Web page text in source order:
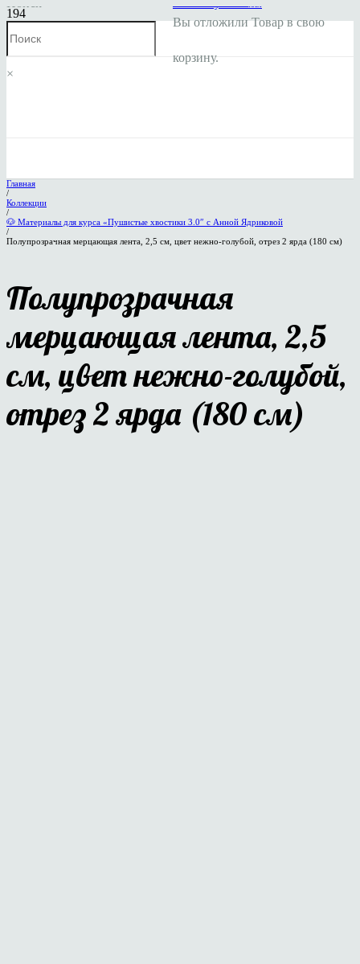
×
Мой аккаунтЗаказы
Вы отложилиТоварв свою
корзину.
Главная
/
Коллекции
/
🐶 Материалы для курса «Пушистые хвостики 3.0″ с Анной Ядриковой
/
Полупрозрачная мерцающая лента, 2,5 см, цвет нежно-голубой, отрез 2 ярда (180 см)
Полупрозрачная
мерцающая лента, 2,5
см, цвет нежно-голубой,
отрез 2 ярда (180 см)